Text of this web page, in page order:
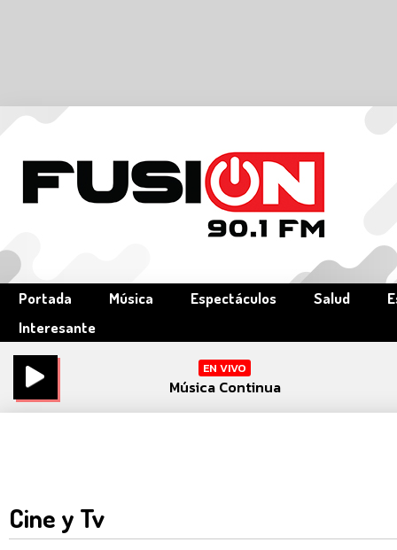
Portada Música Espectáculos Salud
Interesante
EN VIVO
Música Continua
Cine y Tv